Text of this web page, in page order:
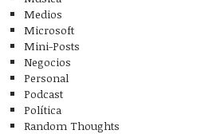
Medios
Microsoft
Mini-Posts
Negocios
Personal
Podcast
Política
Random Thoughts